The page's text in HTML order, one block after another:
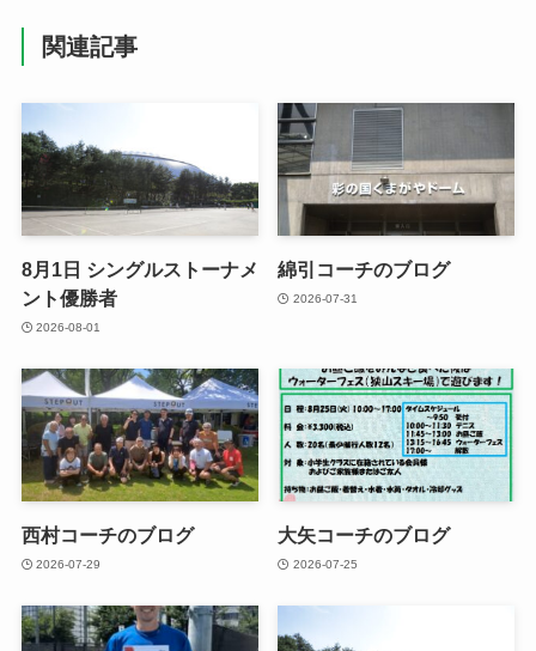
関連記事
8月1日 シングルストーナメ
ント優勝者
2026-08-01
綿引コーチのブログ
2026-07-31
西村コーチのブログ
2026-07-29
大矢コーチのブログ
2026-07-25